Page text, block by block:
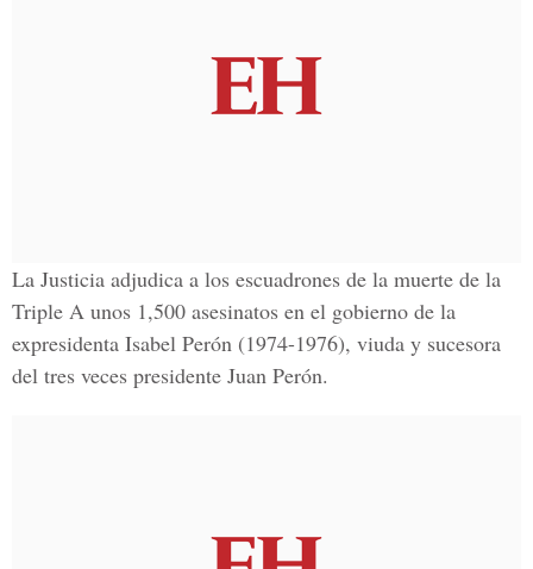
La Justicia adjudica a los escuadrones de la muerte de la
Triple A unos 1,500 asesinatos en el gobierno de la
expresidenta Isabel Perón (1974-1976), viuda y sucesora
del tres veces presidente Juan Perón.